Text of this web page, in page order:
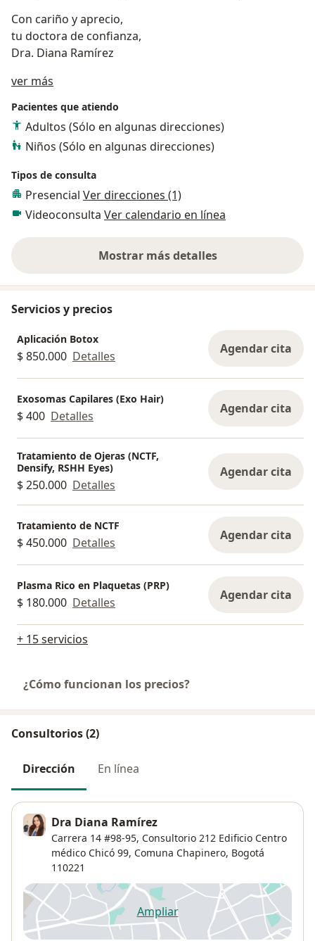
Con cariño y aprecio,
tu doctora de confianza,
Dra. Diana Ramírez
ver más
Pacientes que atiendo
Adultos (Sólo en algunas direcciones)
Niños (Sólo en algunas direcciones)
Tipos de consulta
Presencial Ver direcciones (1)
Videoconsulta Ver calendario en línea
Mostrar más detalles
sobre la experiencia
Servicios y precios
Aplicación Botox
$ 850.000 Detalles Agendar cita
Exosomas Capilares (Exo Hair)
$ 400 Detalles Agendar cita
Tratamiento de Ojeras (NCTF,
Densify, RSHH Eyes)
$ 250.000 Detalles
Agendar cita
Tratamiento de NCTF
$ 450.000 Detalles Agendar cita
Plasma Rico en Plaquetas (PRP)
$ 180.000 Detalles Agendar cita
+ 15 servicios
¿Cómo funcionan los precios?
Consultorios (2)
Dirección En línea
Dra Diana Ramírez
Carrera 14 #98-95, Consultorio 212 Edificio Centro
médico Chicó 99, Comuna Chapinero, Bogotá
110221
Ampliarse abre en una nueva